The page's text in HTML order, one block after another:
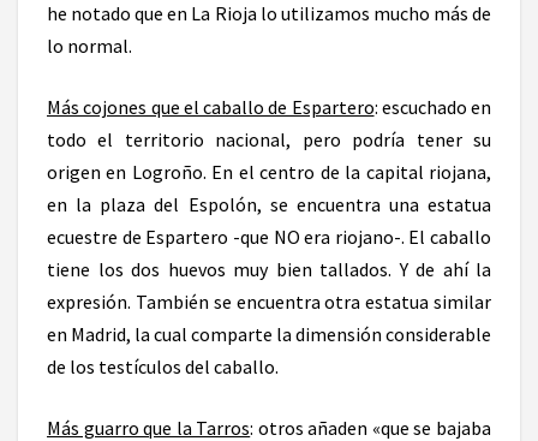
he notado que en La Rioja lo utilizamos mucho más de
lo normal.
Más cojones que el caballo de Espartero: escuchado en
todo el territorio nacional, pero podría tener su
origen en Logroño. En el centro de la capital riojana,
en la plaza del Espolón, se encuentra una estatua
ecuestre de Espartero -que NO era riojano-. El caballo
tiene los dos huevos muy bien tallados. Y de ahí la
expresión. También se encuentra otra estatua similar
en Madrid, la cual comparte la dimensión considerable
de los testículos del caballo.
Más guarro que la Tarros: otros añaden «que se bajaba